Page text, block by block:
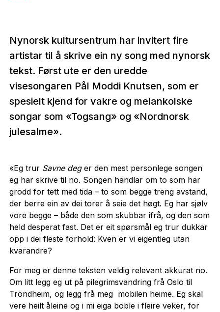
Nynorsk kultursentrum har invitert fire
artistar til å skrive ein ny song med nynorsk
tekst. Først ute er den uredde
visesongaren Pål Moddi Knutsen, som er
spesielt kjend for vakre og melankolske
songar som «Togsang» og «Nordnorsk
julesalme».
«Eg trur Savne deger den mest personlege songen
eg har skrive til no. Songen handlar om to som har
grodd for tett med tida – to som begge treng avstand,
der berre ein av dei torer å seie det høgt. Eg har sjølv
vore begge – både den som skubbar ifrå, og den som
held desperat fast. Det er eit spørsmål eg trur dukkar
opp i dei fleste forhold: Kven er vi eigentleg utan
kvarandre?
For meg er denne teksten veldig relevant akkurat no.
Om litt legg eg ut på pilegrimsvandring frå Oslo til
Trondheim, og legg frå meg mobilen heime. Eg skal
vere heilt åleine og i mi eiga boble i fleire veker, for